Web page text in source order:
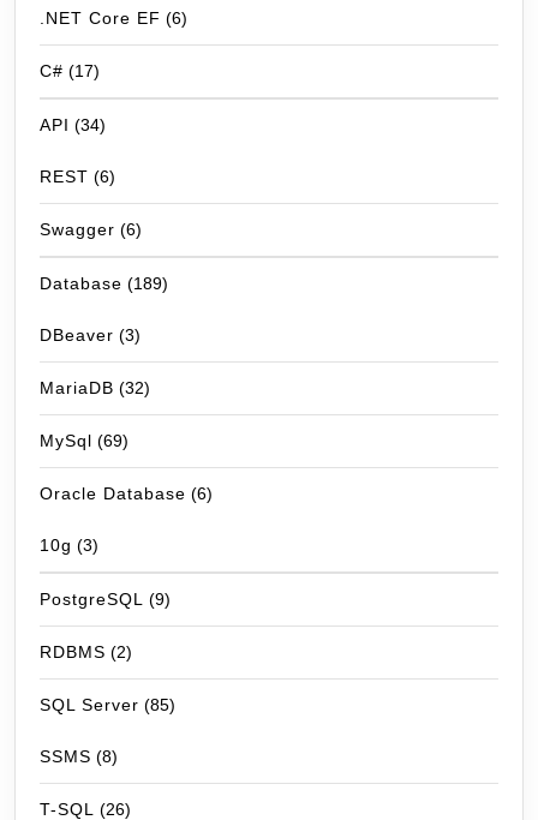
.NET Core EF (6)
C# (17)
API (34)
REST (6)
Swagger (6)
Database (189)
DBeaver (3)
MariaDB (32)
MySql (69)
Oracle Database (6)
10g (3)
PostgreSQL (9)
RDBMS (2)
SQL Server (85)
SSMS (8)
T-SQL (26)